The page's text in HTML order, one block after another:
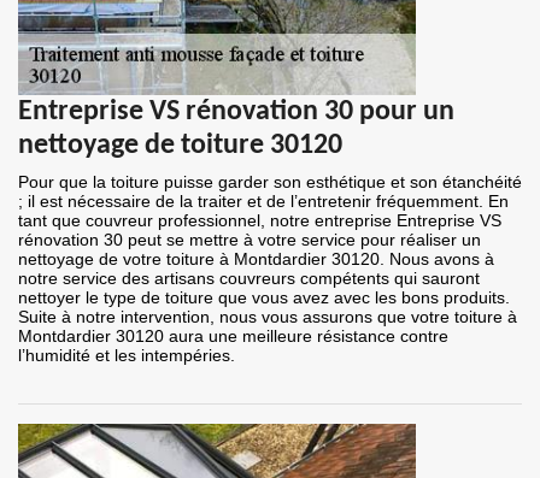
Entreprise VS rénovation 30 pour un
nettoyage de toiture 30120
Pour que la toiture puisse garder son esthétique et son étanchéité
; il est nécessaire de la traiter et de l’entretenir fréquemment. En
tant que couvreur professionnel, notre entreprise Entreprise VS
rénovation 30 peut se mettre à votre service pour réaliser un
nettoyage de votre toiture à Montdardier 30120. Nous avons à
notre service des artisans couvreurs compétents qui sauront
nettoyer le type de toiture que vous avez avec les bons produits.
Suite à notre intervention, nous vous assurons que votre toiture à
Montdardier 30120 aura une meilleure résistance contre
l’humidité et les intempéries.